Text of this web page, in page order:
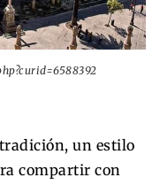
un estilo
compartir con